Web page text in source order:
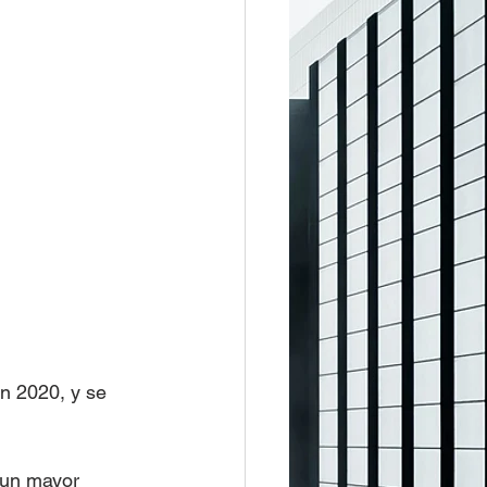
2020, y se
mayor